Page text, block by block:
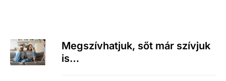
Megszívhatjuk, sőt már szívjuk
is…